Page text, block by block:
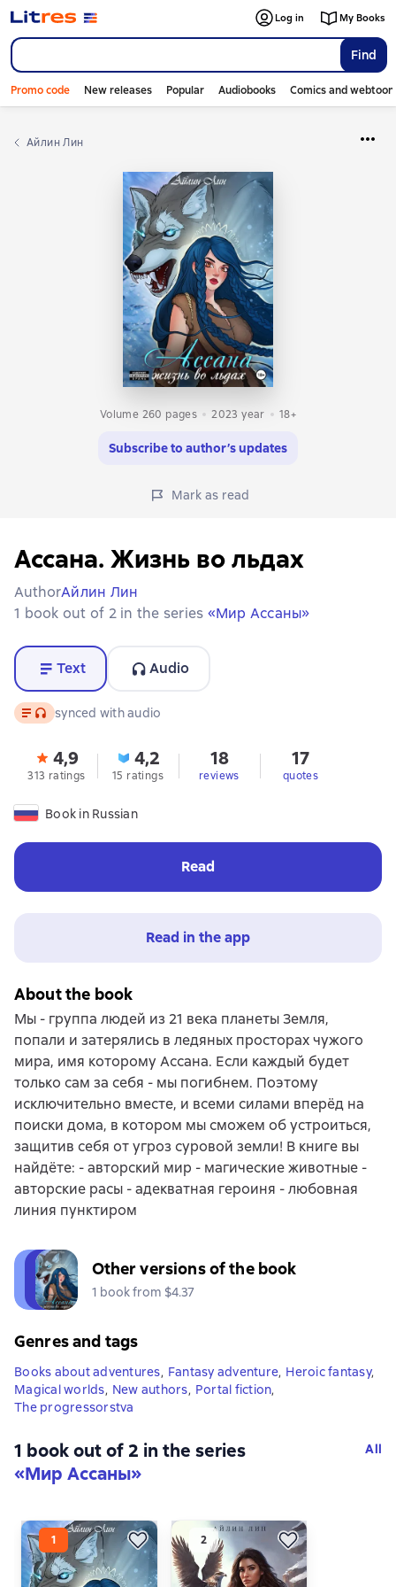
Find
Log in My Books
Promo code New releases Popular Audiobooks Comics and
Айлин Лин
Volume 260 pages 2023 year 18+
Subscribe to author’s updates
Mark as read
Ассана. Жизнь во льдах
AuthorАйлин Лин
1 book out of 2 in the series «Мир Ассаны»
Text Audio
Text, audio format available
synced with audio
4,9
313 ratings
4,2
15 ratings
18
reviews
17
quotes
Book in Russian
Read
Read in the app
About the book
Мы - группа людей из 21 века планеты Земля,
попали и затерялись в ледяных просторах чужого
мира, имя которому Ассана. Если каждый будет
только сам за себя - мы погибнем. Поэтому
исключительно вместе, и всеми силами вперёд на
поиски дома, в котором мы сможем об устроиться,
защитив себя от угроз суровой земли! В книге вы
найдёте: - авторский мир - магические животные -
авторские расы - адекватная героиня - любовная
линия пунктиром
Other versions of the book
1 book from $4.37
Genres and tags
Books about adventures, Fantasy adventure, Heroic fantasy,
Magical worlds, New authors, Portal fiction,
The progressorstva
1 book out of 2 in the series
«Мир Ассаны»
All